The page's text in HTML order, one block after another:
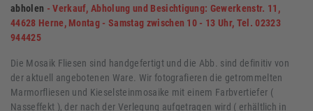
abholen - Verkauf, Abholung und Besichtigung: Gewerkenstr. 11,
44628 Herne, Montag - Samstag zwischen 10 - 13 Uhr, Tel. 02323
944425
Die Mosaik Fliesen sind handgefertigt und die Abb. sind definitiv von
der aktuell angebotenen Ware. Wir fotografieren die getrommelten
Marmorfliesen und Kieselsteinmosaike mit einem Farbvertiefer (
Nasseffekt ), der nach der Verlegung aufgetragen wird ( erhältlich in